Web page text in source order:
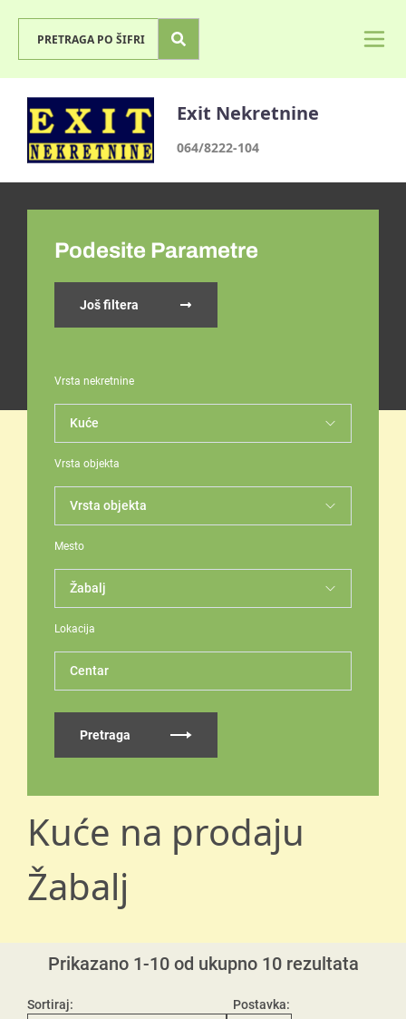
Exit Nekretnine
064/8222-104
Podesite Parametre
Još filtera
Vrsta nekretnine
Vrsta objekta
Mesto
Lokacija
Centar
Pretraga
Kuće na prodaju
Žabalj
Prikazano 1-10 od ukupno 10 rezultata
Postavka:
Sortiraj: